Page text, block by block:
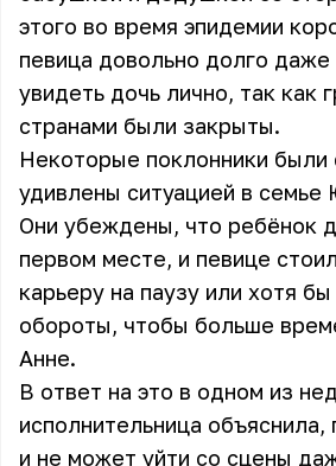
этого во время эпидемии
певица довольно долго даже
увидеть дочь лично, так как
странами были закрыты.
Некоторые поклонники были
удивлены ситуацией в семье
Они убеждены, что ребёнок
первом месте, и певице
карьеру на паузу или хотя бы
обороты, чтобы больше
Анне.
В ответ на это в одном из
исполнительница объяснила,
и не может уйти со сцены